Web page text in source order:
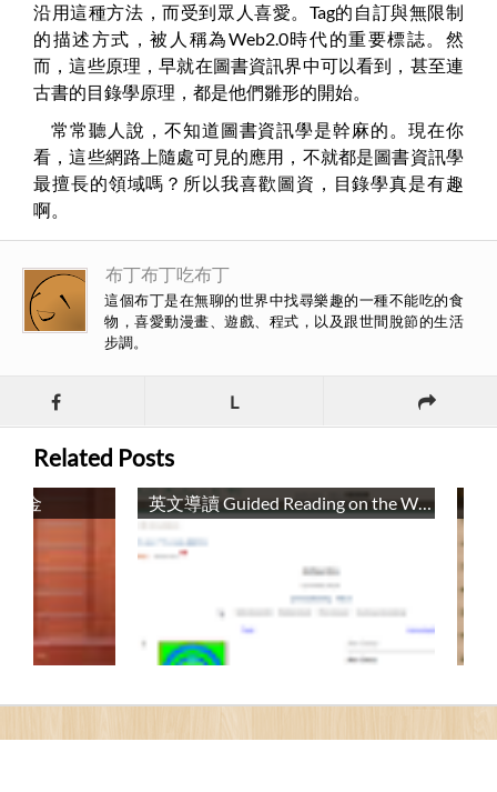
沿用這種方法，而受到眾人喜愛。Tag的自訂與無限制
的描述方式，被人稱為Web2.0時代的重要標誌。然
而，這些原理，早就在圖書資訊界中可以看到，甚至連
古書的目錄學原理，都是他們雛形的開始。
常常聽人說，不知道圖書資訊學是幹麻的。現在你
看，這些網路上隨處可見的應用，不就都是圖書資訊學
最擅長的領域嗎？所以我喜歡圖資，目錄學真是有趣
啊。
布丁布丁吃布丁
這個布丁是在無聊的世界中找尋樂趣的一種不能吃的食
物，喜愛動漫畫、遊戲、程式，以及跟世間脫節的生活
步調。
L
Related Posts
學金 英文導讀 Guided Reading on the Web